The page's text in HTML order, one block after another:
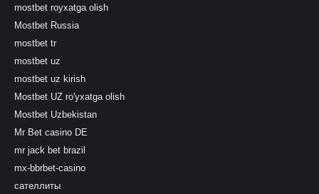
mostbet royxatga olish
Mostbet Russia
mostbet tr
mostbet uz
mostbet uz kirish
Mostbet UZ ro'yxatga olish
Mostbet Uzbekistan
Mr Bet casino DE
mr jack bet brazil
mx-bbrbet-casino
сателлиты